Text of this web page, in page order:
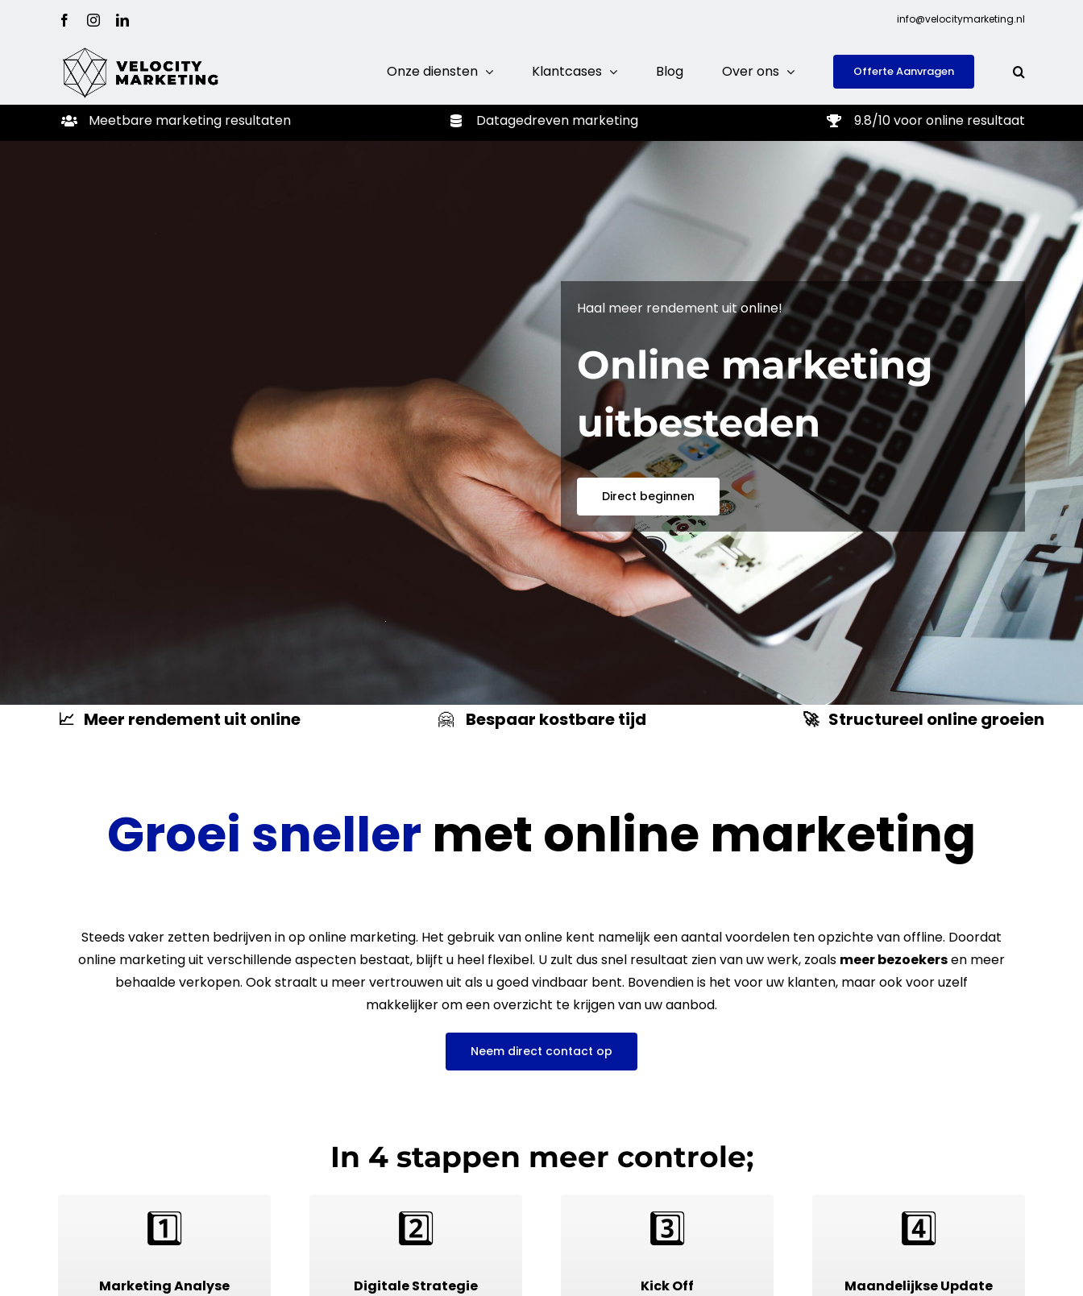
FacebookInstagramLinkedIn info@velocitymarketing.nl
Onze diensten Klantcases Blog Over ons Offerte Aanvragen
Meetbare marketing resultaten Datagedreven marketing 9.8/10 voor online resultaat
Haal meer rendement uit online!
Online marketing
uitbesteden
Direct beginnen
📈 Meer rendement uit online 🤗 Bespaar kostbare tijd 🚀 Structureel online groeien
Groei sneller met online marketing
Steeds vaker zetten bedrijven in oponline marketing. Het gebruik van online kent namelijk een aantal voordelen ten opzichte van offline. Doordat
online marketinguit verschillende aspecten bestaat, blijft u heel flexibel. U zult dus snel resultaat zien van uw werk, zoals meer bezoekersen meer
behaalde verkopen. Ook straalt u meer vertrouwen uit als u goed vindbaar bent. Bovendien is het voor uw klanten, maar ook voor uzelf
makkelijker om een overzicht te krijgen van uw aanbod.
Neem direct contact op
In 4 stappen meer controle;
1️⃣
MarketingAnalyse
2️⃣
Digitale Strategie
3️⃣
Kick Off
4️⃣
Maandelijkse Update